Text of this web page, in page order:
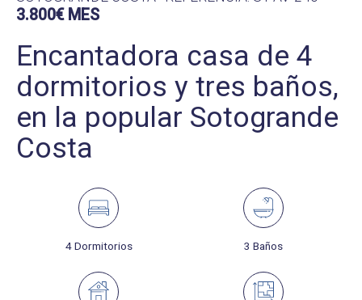
3.800€ MES
Encantadora casa de 4
dormitorios y tres baños,
en la popular Sotogrande
Costa
4 Dormitorios 3 Baños